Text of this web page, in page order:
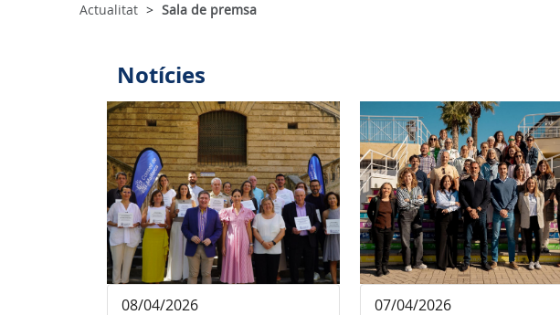
Actualitat Sala de premsa
Notícies
08/04/2026 07/04/2026